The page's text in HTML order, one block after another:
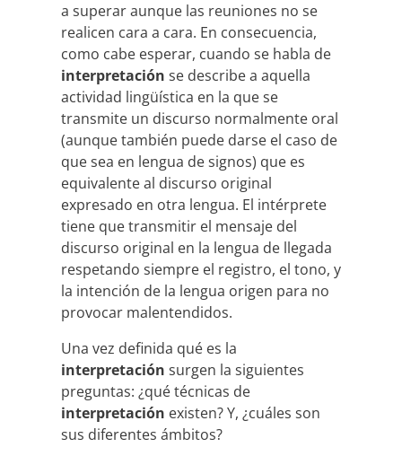
a superar aunque las reuniones no se
realicen cara a cara. En consecuencia,
como cabe esperar, cuando se habla de
interpretación se describe a aquella
actividad lingüística en la que se
transmite un discurso normalmente oral
(aunque también puede darse el caso de
que sea en lengua de signos) que es
equivalente al discurso original
expresado en otra lengua. El intérprete
tiene que transmitir el mensaje del
discurso original en la lengua de llegada
respetando siempre el registro, el tono, y
la intención de la lengua origen para no
provocar malentendidos.
Una vez definida qué es la
interpretación surgen la siguientes
preguntas: ¿qué técnicas de
interpretación existen? Y, ¿cuáles son
sus diferentes ámbitos?